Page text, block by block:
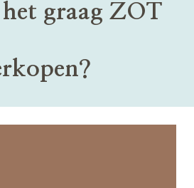
graag ZOT